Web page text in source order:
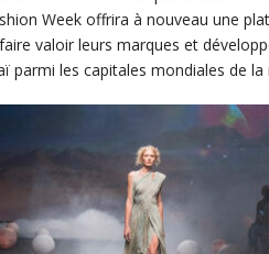
Week offrira à nouveau une
valoir leurs marques et
parmi les capitales mondiales de la